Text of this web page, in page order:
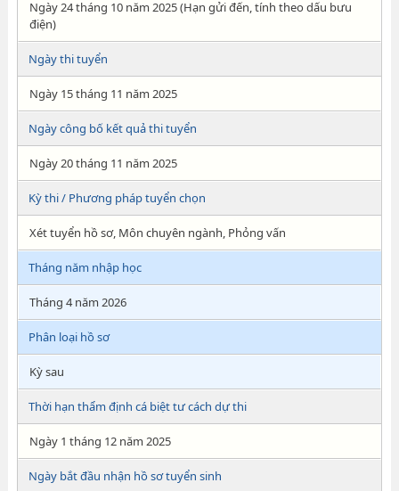
Ngày 24 tháng 10 năm 2025 (Hạn gửi đến, tính theo dấu bưu
điện)
Ngày thi tuyển
Ngày 15 tháng 11 năm 2025
Ngày công bố kết quả thi tuyển
Ngày 20 tháng 11 năm 2025
Kỳ thi / Phương pháp tuyển chọn
Xét tuyển hồ sơ, Môn chuyên ngành, Phỏng vấn
Tháng năm nhập học
Tháng 4 năm 2026
Phân loại hồ sơ
Kỳ sau
Thời hạn thẩm định cá biệt tư cách dự thi
Ngày 1 tháng 12 năm 2025
Ngày bắt đầu nhận hồ sơ tuyển sinh